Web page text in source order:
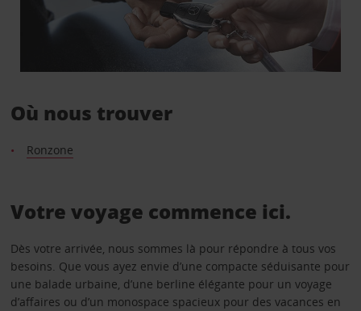
Où nous trouver
Ronzone
Votre voyage commence ici.
Dès votre arrivée, nous sommes là pour répondre à tous vos
besoins. Que vous ayez envie d’une compacte séduisante pour
une balade urbaine, d’une berline élégante pour un voyage
d’affaires ou d’un monospace spacieux pour des vacances en